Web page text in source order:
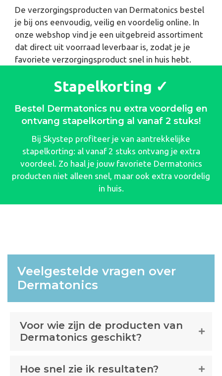
De verzorgingsproducten van Dermatonics bestel
je bij ons eenvoudig, veilig en voordelig online. In
onze webshop vind je een uitgebreid assortiment
dat direct uit voorraad leverbaar is, zodat je je
favoriete verzorgingsproduct snel in huis hebt.
Stapelkorting ✓
Bestel Dermatonics nu extra voordelig en
ontvang stapelkorting al vanaf 2 stuks!
Bij Skystep profiteer je van aantrekkelijke
stapelkorting: al vanaf 2 stuks ontvang je extra
voordeel. Zo haal je jouw favoriete Dermatonics
producten niet alleen snel, maar ook extra voordelig
in huis.
Veelgestelde vragen over
Dermatonics
Voor wie zijn de producten van
Dermatonics geschikt?
Hoe snel zie ik resultaten?